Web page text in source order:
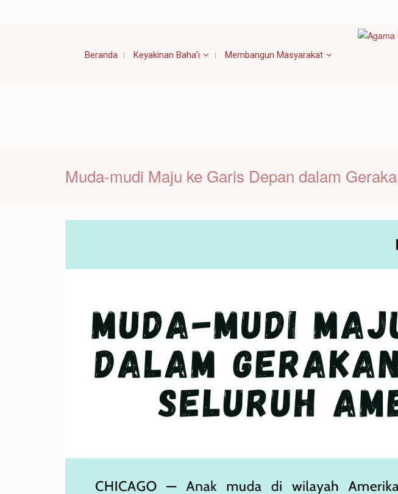
Beranda Keyakinan Baha’i Membangun Masyarakat
Muda-mudi Maju ke Garis Depan dalam